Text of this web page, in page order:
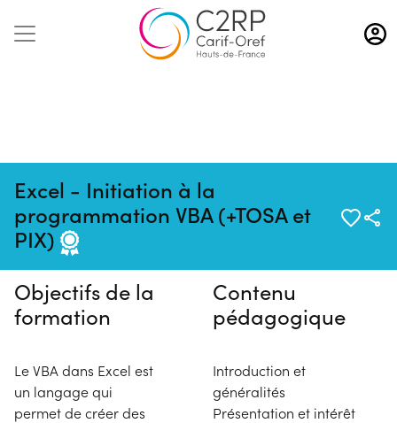
Aller
au
contenu
Excel - Initiation à la
programmation VBA (+TOSA et
PIX)
Pas de session programmée en
ce moment
Objectifs de la
formation
Le VBA dans Excel est
un langage qui
permet de créer des
Contenu
pédagogique
Introduction et
généralités
Présentation et intérêt